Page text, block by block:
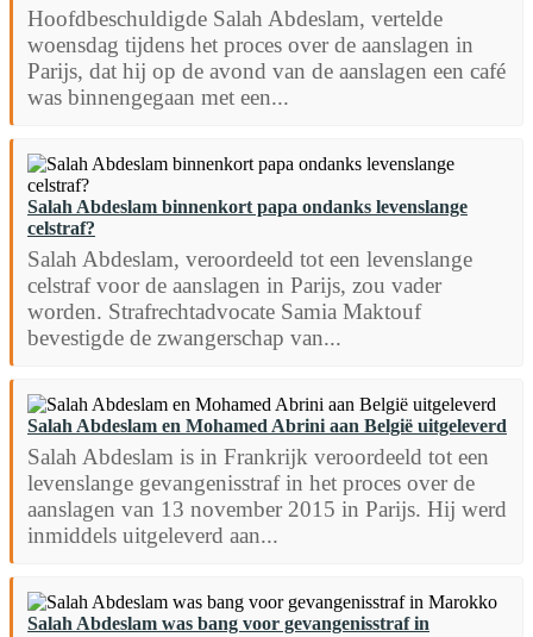
Hoofdbeschuldigde Salah Abdeslam, vertelde
woensdag tijdens het proces over de aanslagen in
Parijs, dat hij op de avond van de aanslagen een café
was binnengegaan met een...
Salah Abdeslam binnenkort papa ondanks levenslange
celstraf?
Salah Abdeslam, veroordeeld tot een levenslange
celstraf voor de aanslagen in Parijs, zou vader
worden. Strafrechtadvocate Samia Maktouf
bevestigde de zwangerschap van...
Salah Abdeslam en Mohamed Abrini aan België uitgeleverd
Salah Abdeslam is in Frankrijk veroordeeld tot een
levenslange gevangenisstraf in het proces over de
aanslagen van 13 november 2015 in Parijs. Hij werd
inmiddels uitgeleverd aan...
Salah Abdeslam was bang voor gevangenisstraf in